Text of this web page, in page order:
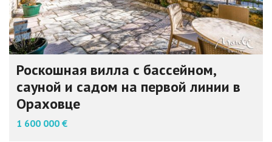
Роскошная вилла с бассейном,
сауной и садом на первой линии в
Ораховце
1 600 000 €